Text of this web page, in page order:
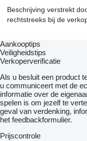
Beschrijving verstrekt
rechtstreeks bij de
Aankooptips
Veiligheidstips
Verkoperverificatie
Als u besluit een product
u communiceert met de
informatie over de
spelen is om jezelf te
geval van verdenking,
het feedbackformulier.
Prijscontrole